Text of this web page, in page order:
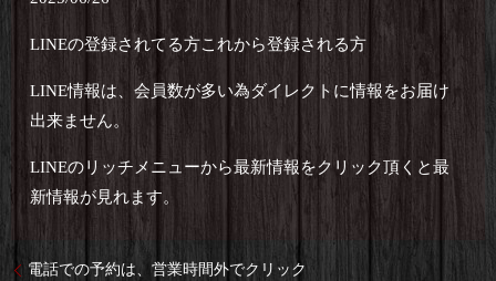
LINEの登録されてる方これから登録される方
LINE情報は、会員数が多い為ダイレクトに情報をお届け
出来ません。
LINEのリッチメニューから最新情報をクリック頂くと最
新情報が見れます。
電話での予約は、営業時間外でクリック